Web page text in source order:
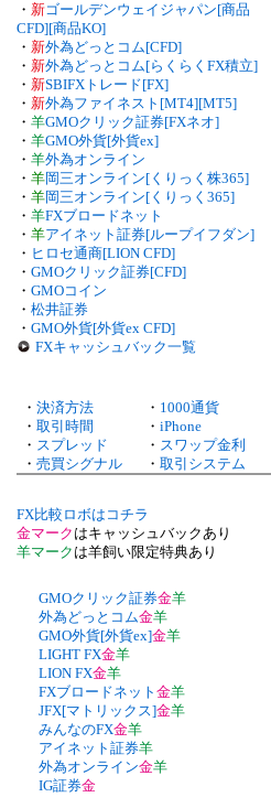
・ 新ゴールデンウェイジャパン[商品
CFD][商品KO]
・ 新外為どっとコム[CFD]
・ 新外為どっとコム[らくらくFX積立]
・ 新SBIFXトレード[FX]
・ 新外為ファイネスト[MT4][MT5]
・ 羊GMOクリック証券[FXネオ]
・ 羊GMO外貨[外貨ex]
・ 羊外為オンライン
・ 羊岡三オンライン[くりっく株365]
・ 羊岡三オンライン[くりっく365]
・ 羊FXブロードネット
・ 羊アイネット証券[ループイフダン]
・ ヒロセ通商[LION CFD]
・ GMOクリック証券[CFD]
・ GMOコイン
・ 松井証券
・ GMO外貨[外貨ex CFD]
FXキャッシュバック一覧
・ 決済方法 ・ 1000通貨
・ 取引時間 ・ iPhone
・ スプレッド ・ スワップ金利
・ 売買シグナル ・ 取引システム
FX比較ロボはコチラ
金マーク はキャッシュバックあり
羊マーク は羊飼い限定特典あり
GMOクリック証券金羊
外為どっとコム金羊
GMO外貨[外貨ex]金羊
LIGHT FX金羊
LION FX金羊
FXブロードネット 金羊
JFX[マトリックス]金羊
みんなのFX金羊
アイネット証券羊
外為オンライン金羊
IG証券金